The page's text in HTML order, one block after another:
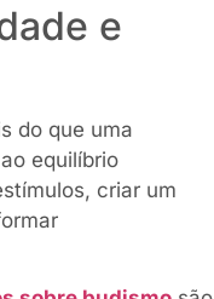
e
do que uma
equilíbrio
criar um